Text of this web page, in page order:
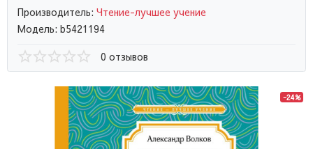
Производитель: Чтение-лучшее учение
Модель: b5421194
0 отзывов
-24%